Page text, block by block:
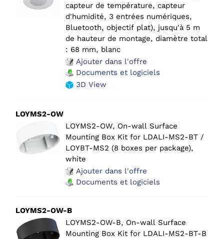
capteur de température, capteur
d'humidité, 3 entrées numériques,
Bluetooth, objectif plat), jusqu'à 5 m
de hauteur de montage, diamètre total
: 68 mm, blanc
Ajouter dans l'offre
Documents et logiciels
3D View
LOYMS2-OW
LOYMS2-OW, On-wall Surface
Mounting Box Kit for LDALI-MS2-BT /
LOYBT-MS2 (8 boxes per package),
white
Ajouter dans l'offre
Documents et logiciels
LOYMS2-OW-B
LOYMS2-OW-B, On-wall Surface
Mounting Box Kit for LDALI-MS2-BT-B